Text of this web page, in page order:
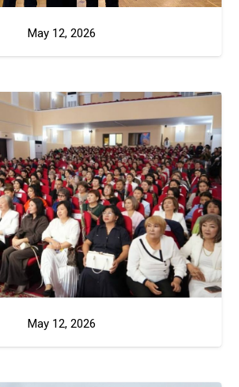
May 12, 2026
May 12, 2026